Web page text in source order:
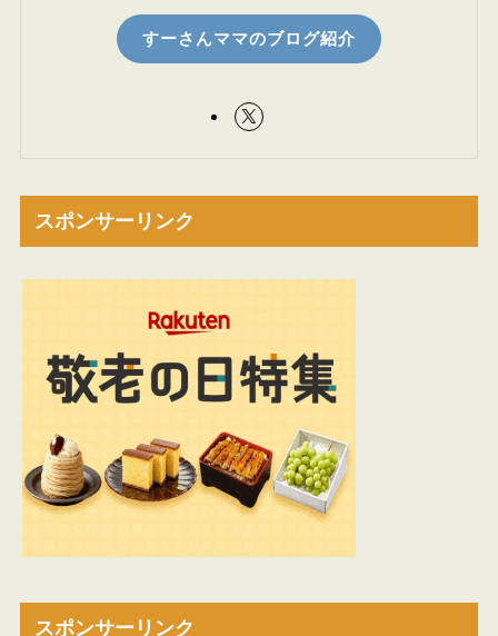
すーさんママのブログ紹介
スポンサーリンク
スポンサーリンク